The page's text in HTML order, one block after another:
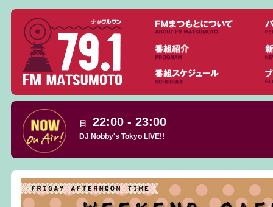
日 22:00 - 23:00
DJ Nobby's Tokyo LIVE!!